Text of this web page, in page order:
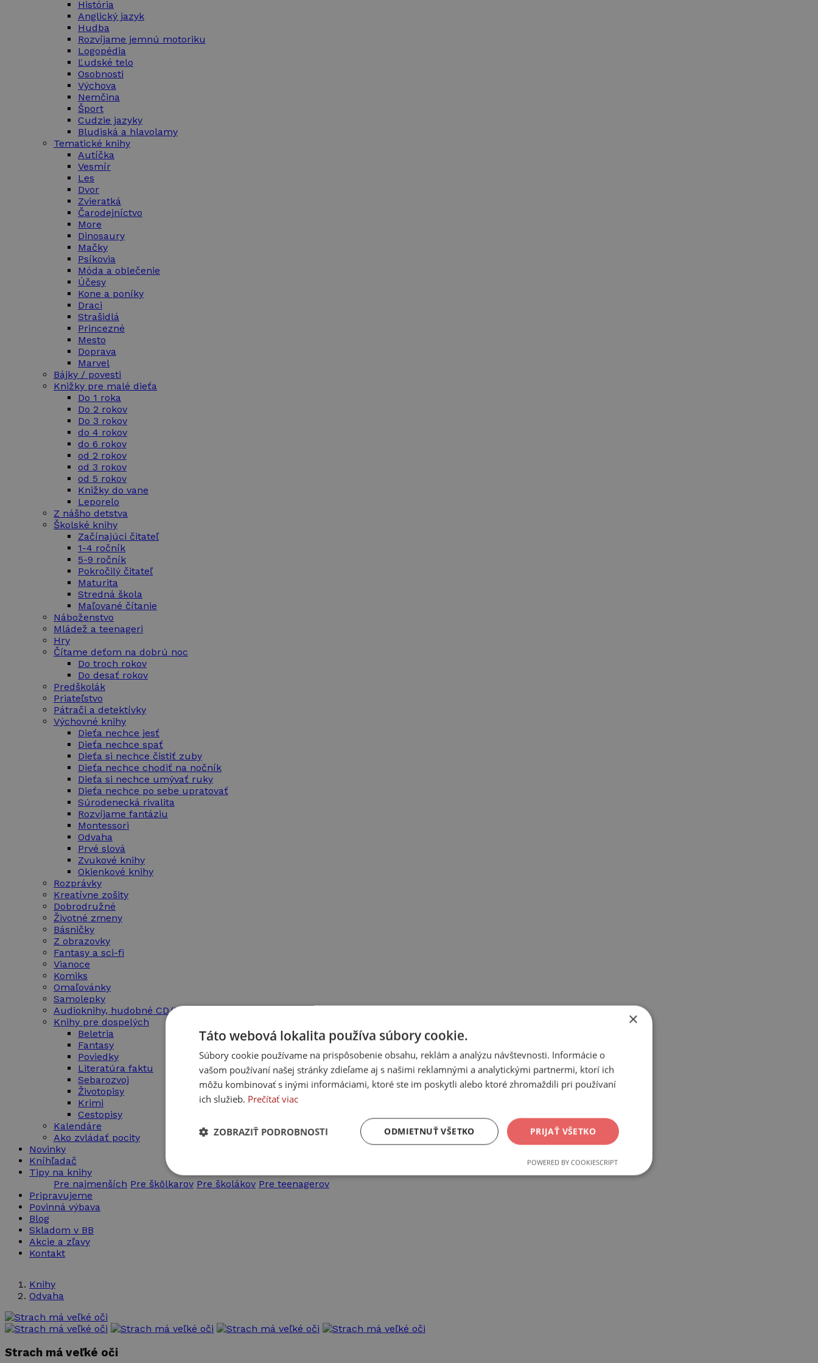
História
Anglický jazyk
Hudba
Rozvíjame jemnú motoriku
Logopédia
Ľudské telo
Osobnosti
Výchova
Nemčina
Šport
Cudzie jazyky
Bludiská a hlavolamy
Tematické knihy
Autíčka
Vesmír
Les
Dvor
Zvieratká
Čarodejníctvo
More
Dinosaury
Mačky
Psíkovia
Móda a oblečenie
Účesy
Kone a poníky
Draci
Strašidlá
Princezné
Mesto
Doprava
Marvel
Bájky / povesti
Knižky pre malé dieťa
Do 1 roka
Do 2 rokov
Do 3 rokov
do 4 rokov
do 6 rokov
od 2 rokov
od 3 rokov
od 5 rokov
Knižky do vane
Leporelo
Z nášho detstva
Školské knihy
Začínajúci čitateľ
1-4 ročník
5-9 ročník
Pokročilý čitateľ
Maturita
Stredná škola
Maľované čítanie
Náboženstvo
Mládež a teenageri
Hry
Čítame deťom na dobrú noc
Do troch rokov
Do desať rokov
Predškolák
Priateľstvo
Pátrači a detektívky
Výchovné knihy
Dieťa nechce jesť
Dieťa nechce spať
Dieťa si nechce čistiť zuby
Dieťa nechce chodiť na nočník
Dieťa si nechce umývať ruky
Dieťa nechce po sebe upratovať
Súrodenecká rivalita
Rozvíjame fantáziu
Montessori
Odvaha
Prvé slová
Zvukové knihy
Okienkové knihy
Rozprávky
Kreatívne zošity
Dobrodružné
Životné zmeny
Básničky
Z obrazovky
Fantasy a sci-fi
Vianoce
Komiks
Omaľovánky
Samolepky
Audioknihy, hudobné CD/DVD
Knihy pre dospelých
Beletria
Fantasy
Poviedky
Literatúra faktu
Sebarozvoj
Životopisy
Krimi
Cestopisy
Kalendáre
Ako zvládať pocity
Novinky
Kníhľadač
Tipy na knihy
Pre najmenších Pre škôlkarov Pre školákov Pre teenagerov
Pripravujeme
Povinná výbava
Blog
Skladom v BB
Akcie a zľavy
Kontakt
Knihy
Odvaha
Strach má veľké oči
×
Táto webová lokalita používa súbory cookie.
Súbory cookie používame na prispôsobenie obsahu, reklám a analýzu návštevnosti. Informácie o
vašom používaní našej stránky zdieľame aj s našimi reklamnými a analytickými partnermi, ktorí ich
môžu kombinovať s inými informáciami, ktoré ste im poskytli alebo ktoré zhromaždili pri používaní
ich služieb. Prečítať viac
PRIJAŤ VŠETKO
ODMIETNUŤ VŠETKO
ZOBRAZIŤ PODROBNOSTI
potrebné
Funkcie
Doména
platnosti
POWERED BY COOKIESCRIPT